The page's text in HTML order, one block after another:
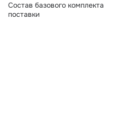
Состав базового комплекта
поставки